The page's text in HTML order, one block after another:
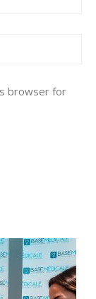
browser for